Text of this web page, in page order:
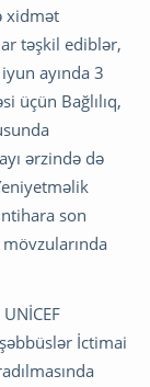
xidmət
təşkil ediblər,
ayında 3
üçün Bağlılıq,
ərzində də
son
İctimai